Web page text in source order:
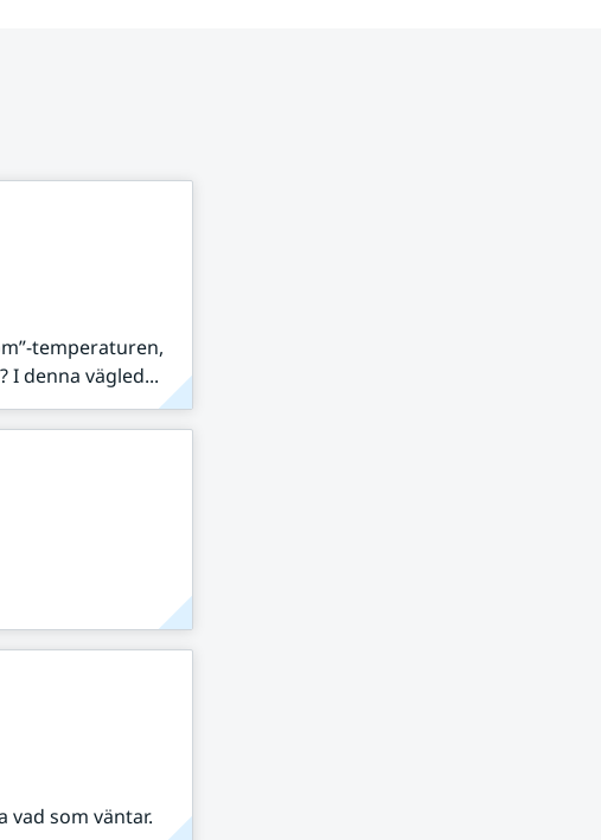
temperaturen,
denna vägled...
vad som väntar.